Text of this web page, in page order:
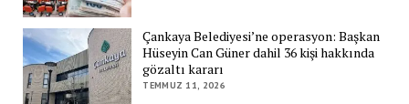
Çankaya Belediyesi’ne operasyon: Başkan
Hüseyin Can Güner dahil 36 kişi hakkında
gözaltı kararı
TEMMUZ 11, 2026